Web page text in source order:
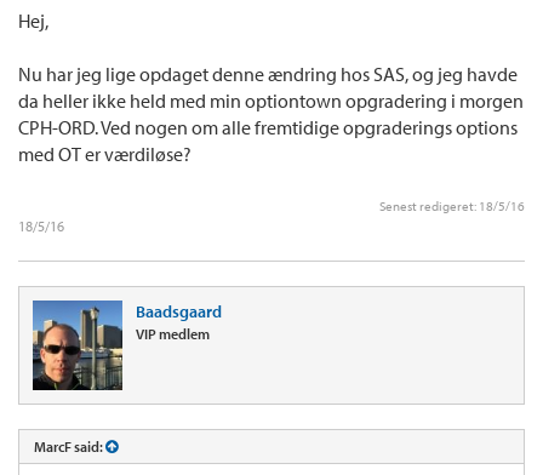
Hej,
Nu har jeg lige opdaget denne ændring hos SAS, og jeg havde
da heller ikke held med min optiontown opgradering i morgen
CPH-ORD. Ved nogen om alle fremtidige opgraderings options
med OT er værdiløse?
Senest redigeret: 18/5/16
18/5/16
Baadsgaard
VIP medlem
MarcF said: